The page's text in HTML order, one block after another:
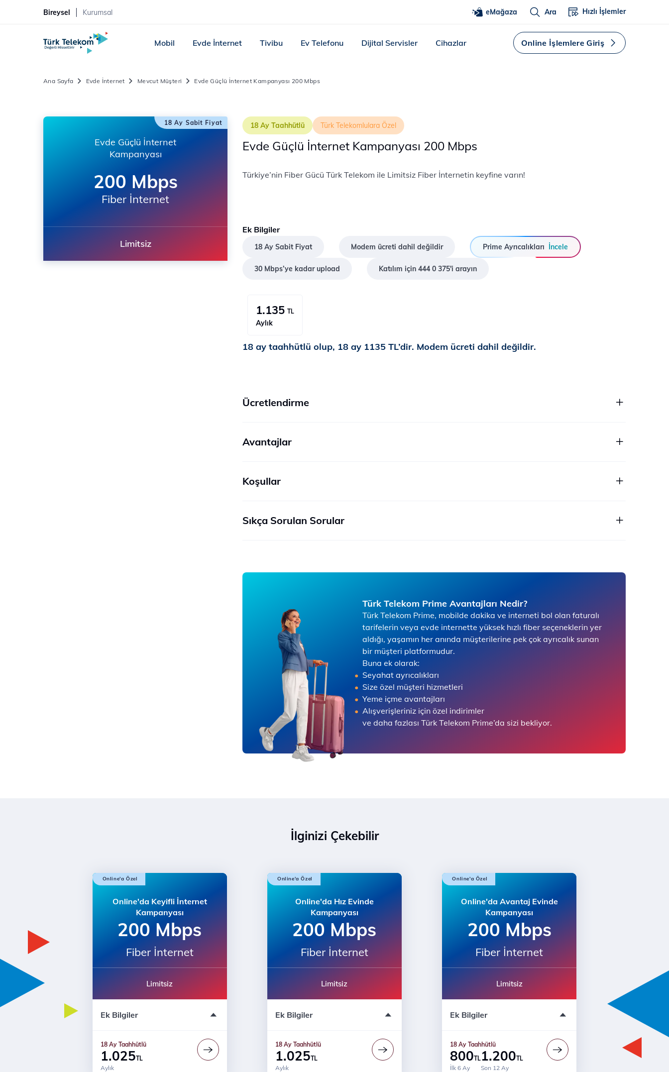
Bireysel Kurumsal eMağaza Ara Hızlı İşlemler
Mobil Evde İnternet Tivibu Ev Telefonu Dijital Servisler Cihazlar Online İşlemlere Giriş
Ana Sayfa Evde İnternet Mevcut Müşteri Evde Güçlü İnternet Kampanyası 200 Mbps
18 Ay Sabit Fiyat
Evde Güçlü İnternet
Kampanyası
200 Mbps
Fiber İnternet
Limitsiz
18 Ay Taahhütlü Türk Telekomlulara Özel
Evde Güçlü İnternet Kampanyası 200 Mbps
Türkiye’nin Fiber Gücü Türk Telekom ile Limitsiz Fiber İnternetin keyfine varın!
Ek Bilgiler
18 Ay Sabit Fiyat Modem ücreti dahil değildir Prime Ayrıcalıkları İncele
30 Mbps’ye kadar upload Katılım için 444 0 375'i arayın
1.135 TL
Aylık
18 ay taahhütlü olup, 18 ay 1135 TL’dir. Modem ücreti dahil değildir.
Ücretlendirme
Avantajlar
Koşullar
Sıkça Sorulan Sorular
Türk Telekom Prime Avantajları Nedir?
Türk Telekom Prime, mobilde dakika ve interneti bol olan faturalı
tarifelerin veya evde internette yüksek hızlı fiber seçeneklerin yer
aldığı, yaşamın her anında müşterilerine pek çok ayrıcalık sunan
bir müşteri platformudur.
Buna ek olarak:
Seyahat ayrıcalıkları
Size özel müşteri hizmetleri
Yeme içme avantajları
Alışverişleriniz için özel indirimler
ve daha fazlası Türk Telekom Prime’da sizi bekliyor.
İlginizi Çekebilir
Online'a Özel
Online'da Keyifli İnternet
Kampanyası
200 Mbps
Fiber İnternet
Limitsiz
Ek Bilgiler
Muud Premium + internet bir arada
30 Mbps’ye kadar upload
Modem ücreti dahil değildir
18 Ay Taahhütlü
1.025TL
Aylık
Online'a Özel
Online'da Hız Evinde
Kampanyası
200 Mbps
Fiber İnternet
Limitsiz
Ek Bilgiler
Prime Ayrıcalıkları
Modem ücreti dahil değildir
18 Ay Taahhütlü
1.025TL
Aylık
Online'a Özel
Online'da Avantaj Evinde
Kampanyası
200 Mbps
Fiber İnternet
Limitsiz
Ek Bilgiler
Prime Ayrıcalıkları
18 Ay Taahhütlü
800TL
İlk 6 Ay
1.200TL
Son 12 Ay